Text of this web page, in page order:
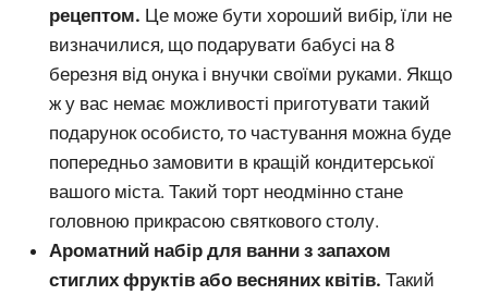
рецептом. Це може бути хороший вибір, їли не
визначилися, що подарувати бабусі на 8
березня від онука і внучки своїми руками. Якщо
ж у вас немає можливості приготувати такий
подарунок особисто, то частування можна буде
попередньо замовити в кращій кондитерської
вашого міста. Такий торт неодмінно стане
головною прикрасою святкового столу.
Ароматний набір для ванни з запахом
стиглих фруктів або весняних квітів. Такий